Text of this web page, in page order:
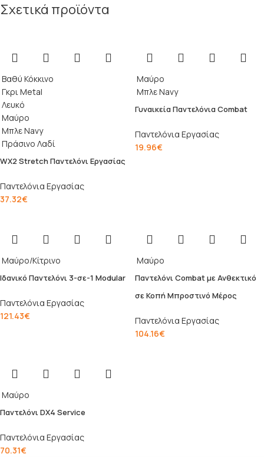
Σχετικά προϊόντα
Βαθύ Κόκκινο
Γκρι Metal
Λευκό
Μαύρο
Μπλε Navy
Πράσινο Λαδί
WX2 Stretch Παντελόνι Εργασίας
Παντελόνια Εργασίας
37.32€
Μαύρο
Μπλε Navy
Γυναικεία Παντελόνια Combat
Παντελόνια Εργασίας
19.96€
Μαύρο/Κίτρινο
Ιδανικό Παντελόνι 3-σε-1 Modular
Παντελόνια Εργασίας
121.43€
Μαύρο
Παντελόνι Combat με Ανθεκτικό
σε Κοπή Μπροστινό Μέρος
Παντελόνια Εργασίας
104.16€
Μαύρο
Παντελόνι DX4 Service
Παντελόνια Εργασίας
70.31€